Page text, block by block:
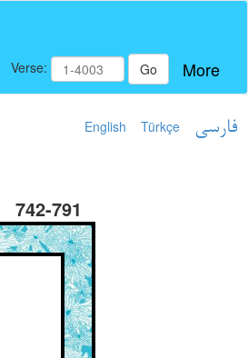
Verse: Go More
English Türkçe فارسی
742-791